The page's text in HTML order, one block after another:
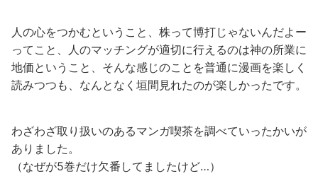
人の心をつかむということ、株って博打じゃないんだよー
ってこと、人のマッチングが適切に行えるのは神の所業に
地価ということ、そんな感じのことを普通に漫画を楽しく
読みつつも、なんとなく垣間見れたのが楽しかったです。
わざわざ取り扱いのあるマンガ喫茶を調べていったかいが
ありました。
（なぜが5巻だけ欠番してましたけど…）